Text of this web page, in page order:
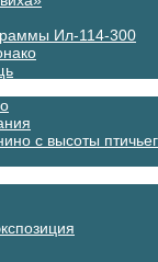
Ил-114-300
с высоты